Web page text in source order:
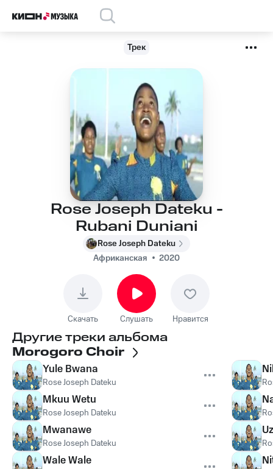
Трек
Rose Joseph Dateku -
Rubani Duniani
Rose Joseph Dateku
Африканская
2020
Скачать Слушать Нравится
Другие треки альбома
Morogoro Choir
Yule Bwana
Rose Joseph Dateku
Mkuu Wetu
Rose Joseph Dateku
Mwanawe
Rose Joseph Dateku
Wale Wale